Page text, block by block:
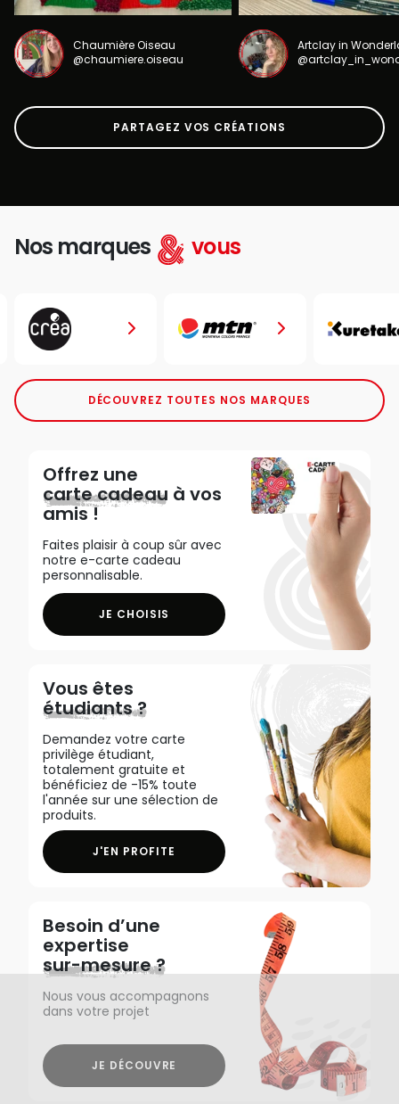
Chaumière Oiseau
@chaumiere.oiseau
Artclay in
PARTAGEZ VOS CRÉATIONS
Nos marques vous
DÉCOUVREZ TOUTES NOS MARQUES
Offrez une
carte cadeau à vos
amis !
Faites plaisir à coup sûr avec
notre e-carte cadeau
personnalisable.
JE CHOISIS
Vous êtes
étudiants ?
Demandez votre carte
privilège étudiant,
totalement gratuite et
bénéficiez de -15% toute
l'année sur une sélection de
produits.
J'EN PROFITE
Besoin d’une
expertise
sur-mesure ?
Nous vous accompagnons
dans votre projet
JE DÉCOUVRE